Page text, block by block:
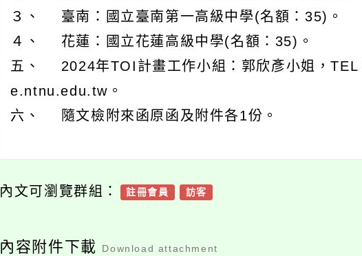
３、 臺南：國立臺南第一高級中學(名額：35)。
４、 花蓮：國立花蓮高級中學(名額：35)。
五、 2024年TOI計畫工作小組：郭欣彥小姐，
e.ntnu.edu.tw。
六、 隨文檢附來函原函及附件各1份。
內文可瀏覽群組： 註冊會員 訪客
內容附件下載 Download attachment